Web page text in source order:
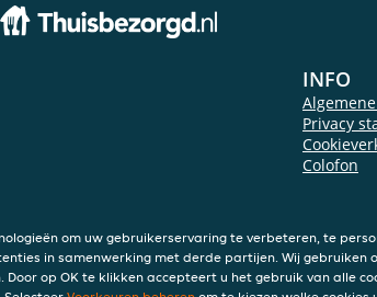
INFO
Privacy
Colofon
om uw gebruikerservaring te verbeteren, te
in samenwerking met derde partijen. Wij gebruiken
op OK te klikken accepteert u het gebruik van alle